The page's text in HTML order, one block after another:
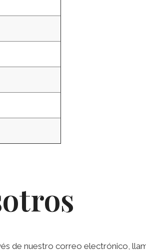
de nuestro correo electrónico,